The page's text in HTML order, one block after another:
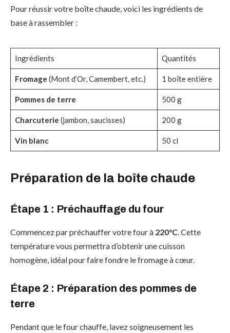
Pour réussir votre boîte chaude, voici les ingrédients de
base à rassembler :
Ingrédients Quantités
Fromage (Mont d’Or, Camembert, etc.) 1 boîte entière
Pommes de terre 500 g
Charcuterie (jambon, saucisses) 200 g
Vin blanc 50 cl
Préparation de la boîte chaude
Étape 1 : Préchauffage du four
Commencez par préchauffer votre four à 220°C . Cette
température vous permettra d’obtenir une cuisson
homogène, idéal pour faire fondre le fromage à cœur.
Étape 2 : Préparation des pommes de
terre
Pendant que le four chauffe, lavez soigneusement les